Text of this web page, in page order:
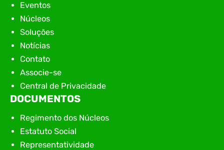
Eventos
Núcleos
Soluções
Notícias
Contato
Associe-se
Central de Privacidade
DOCUMENTOS
Regimento dos Núcleos
Estatuto Social
Representatividade